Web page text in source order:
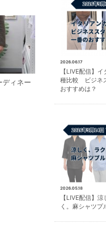
ディネー
2026.06.17
【LIVE配信】
種比較 ビジネ
おすすめは？
2026.05.18
【LIVE配信】
く。麻シャツプ